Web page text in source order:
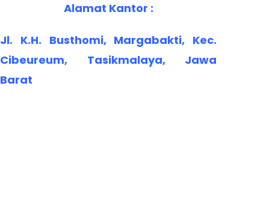
Alamat Kantor :
Jl. K.H. Busthomi, Margabakti, Kec.
Cibeureum, Tasikmalaya, Jawa
Barat